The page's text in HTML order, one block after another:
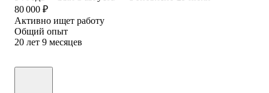
80 000 ₽
Активно ищет работу
Общий опыт
20 лет 9 месяцев